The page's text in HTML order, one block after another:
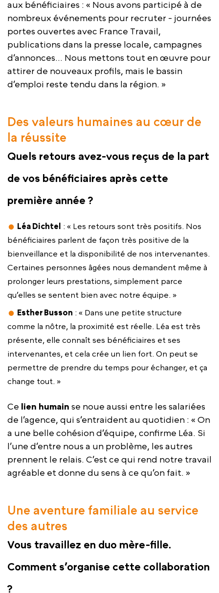
aux bénéficiaires : « Nous avons participé à de
nombreux événements pour recruter - journées
portes ouvertes avec France Travail,
publications dans la presse locale, campagnes
d’annonces… Nous mettons tout en œuvre pour
attirer de nouveaux profils, mais le bassin
d’emploi reste tendu dans la région. »
Des valeurs humaines au cœur de
la réussite
Quels retours avez-vous reçus de la part
de vos bénéficiaires après cette
première année ?
Léa Dichtel
: « Les retours sont très positifs. Nos
bénéficiaires parlent de façon très positive de la
bienveillance et la disponibilité de nos intervenantes.
Certaines personnes âgées nous demandent même à
prolonger leurs prestations, simplement parce
qu’elles se sentent bien avec notre équipe. »
Esther Busson : « Dans une petite structure
comme la nôtre, la proximité est réelle. Léa est très
présente, elle connaît ses bénéficiaires et ses
intervenantes, et cela crée un lien fort. On peut se
permettre de prendre du temps pour échanger, et ça
change tout. »
Ce lien humain se noue aussi entre les salariées
de l’agence, qui s’entraident au quotidien : « On
a une belle cohésion d’équipe, confirme Léa. Si
l’une d’entre nous a un problème, les autres
prennent le relais. C’est ce qui rend notre travail
agréable et donne du sens à ce qu’on fait. »
Une aventure familiale au service
des autres
Vous travaillez en duo mère-fille.
Comment s’organise cette collaboration
?